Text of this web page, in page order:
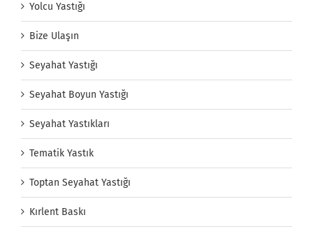
Yolcu Yastığı
Bize Ulaşın
Seyahat Yastığı
Seyahat Boyun Yastığı
Seyahat Yastıkları
Tematik Yastık
Toptan Seyahat Yastığı
Kırlent Baskı